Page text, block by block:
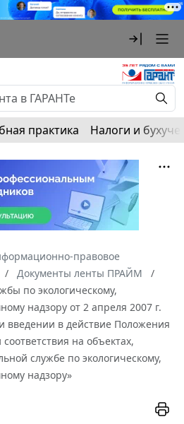
практика Налоги и
правовое
Документы ленты ПРАЙМ
по экологическому,
надзору от 2 апреля 2007 г.
введении в действие Положения
на объектах,
службе по экологическому,
надзору»